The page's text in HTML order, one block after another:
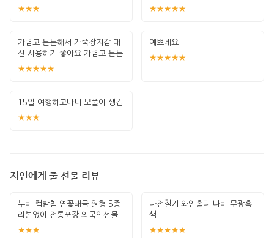
★★★
는데 가성비 짱
★★★★★
가볍고 튼튼해서 가죽장지갑 대
신 사용하기 좋아요 가볍고 튼튼
해서 누비장지
★★★★★
예쁘네요
★★★★★
15일 여행하고나니 보풀이 생김
★★★
지인에게 줄 선물 리뷰
누비 컵받침 연꽃태극 원형 5종
리본없이 전통포장 외국인선물
한국기념
★★★
나전칠기 와인홀더 나비 무광흑
색
★★★★★